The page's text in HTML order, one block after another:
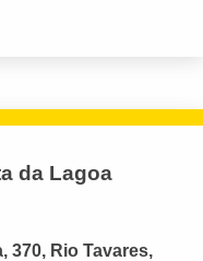
da Lagoa
370, Rio Tavares,